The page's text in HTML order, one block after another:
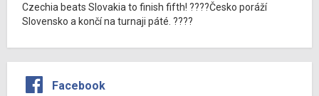
Czechia beats Slovakia to finish fifth! ????Česko poráží
Slovensko a končí na turnaji páté. ????
Facebook